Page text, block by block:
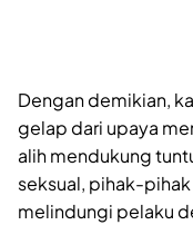
Dengan demikian,
gelap dari upaya
alih mendukung
seksual, pihak-
melindungi pelaku